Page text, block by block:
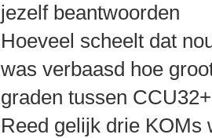
jezelf beantwoorden
Hoeveel scheelt dat
was verbaasd hoe
graden tussen
Reed gelijk drie KOMs